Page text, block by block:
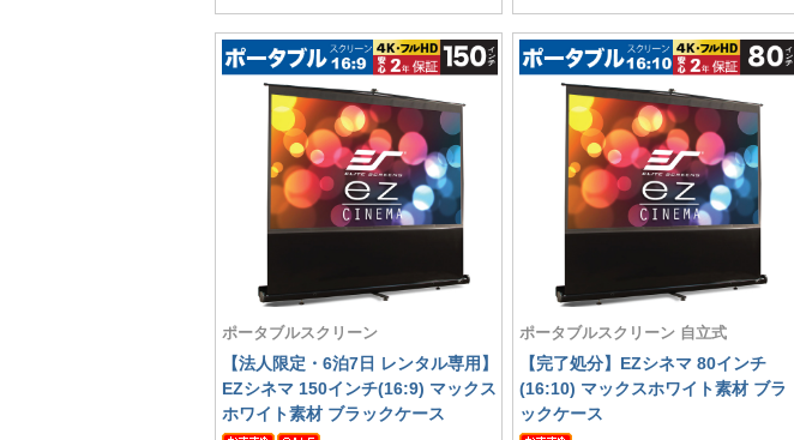
ポータブルスクリーン
【法人限定・6泊7日 レンタル専用】
EZシネマ 150インチ(16:9) マックス
ホワイト素材 ブラックケース
ポータブルスクリーン 自立式
【完了処分】EZシネマ 80インチ
(16:10) マックスホワイト素材 ブラ
ックケース